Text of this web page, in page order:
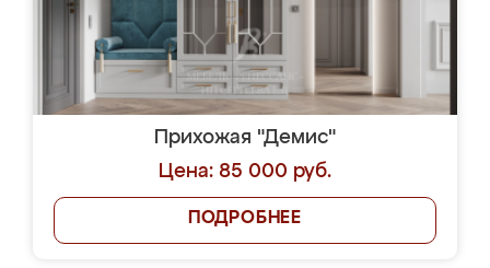
Прихожая "Демис"
Цена: 85 000 руб.
ПОДРОБНЕЕ